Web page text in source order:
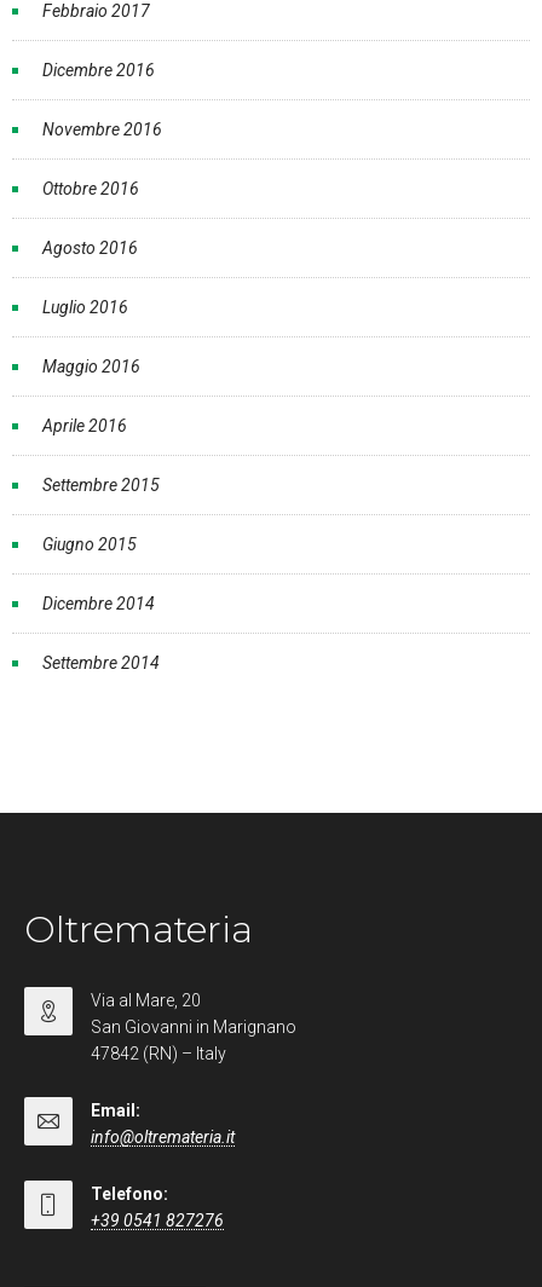
Febbraio 2017
Dicembre 2016
Novembre 2016
Ottobre 2016
Agosto 2016
Luglio 2016
Maggio 2016
Aprile 2016
Settembre 2015
Giugno 2015
Dicembre 2014
Settembre 2014
Oltremateria
Via al Mare, 20
San Giovanni in Marignano
47842 (RN) – Italy
Email:
info@oltremateria.it
Telefono:
+39 0541 827276